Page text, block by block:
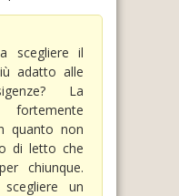
scegliere il
adatto alle
La
quanto non
di letto che
chiunque.
scegliere un